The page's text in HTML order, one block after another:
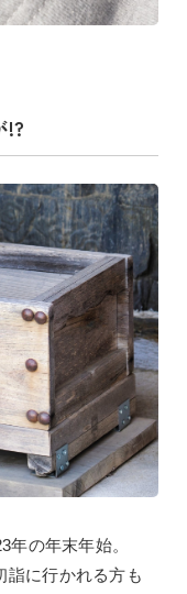
!?
年の年末年始。
詣に行かれる方も